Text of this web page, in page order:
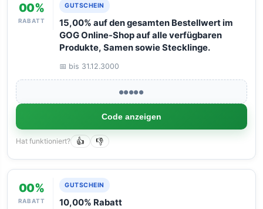
00%
RABATT
GUTSCHEIN
15,00% auf den gesamten Bestellwert im
GOG Online-Shop auf alle verfügbaren
Produkte, Samen sowie Stecklinge.
📅 bis 31.12.3000
●●●●●
Code anzeigen
Hat funktioniert? 👍 👎
00%
RABATT
GUTSCHEIN
10,00% Rabatt